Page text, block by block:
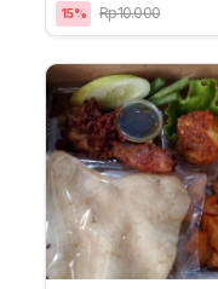
15% Rp10.000